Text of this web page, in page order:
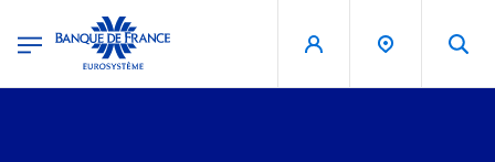
Banque de France - Menu Principal